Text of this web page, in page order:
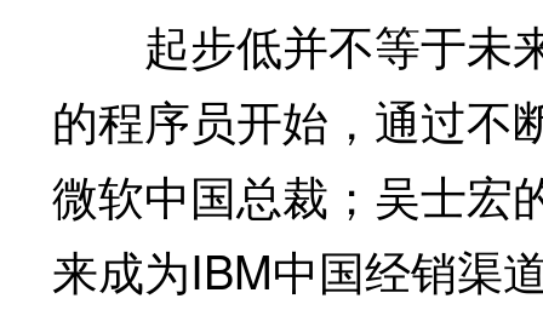
起步低并不等于未
的程序员开始，通过不
微软中国总裁；吴士宏
来成为IBM中国经销渠